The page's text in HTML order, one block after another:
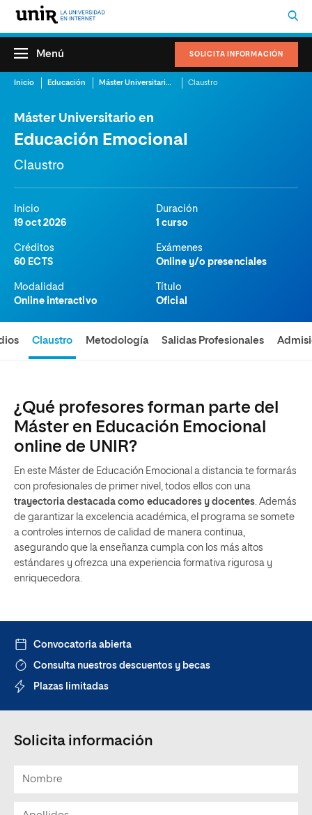
SOLICITA INFORMACIÓN
Menú
Inicio Educación Máster Universitario en Educación Emocional Claustro
Máster Universitario en
Educación Emocional
Claustro
Inicio
19 oct 2026
Duración
1 curso
Créditos
60 ECTS
Exámenes
Online y/o presenciales
Modalidad
Online interactivo
Título
Oficial
Claustro Metodología Salidas Profesionales
¿Qué profesores forman parte del
Máster en Educación Emocional
online de UNIR?
En este Máster de Educación Emocional a distancia te formarás
con profesionales de primer nivel, todos ellos con una
trayectoria destacada como educadores y docentes. Además
de garantizar la excelencia académica, el programa se somete
a controles internos de calidad de manera continua,
asegurando que la enseñanza cumpla con los más altos
estándares y ofrezca una experiencia formativa rigurosa y
enriquecedora.
Convocatoria abierta
Consulta nuestros descuentos y becas
Plazas limitadas
Solicita información